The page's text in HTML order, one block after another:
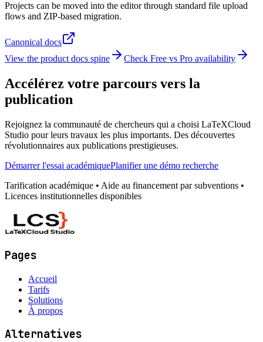
Projects can be moved into the editor through standard file upload
flows and ZIP-based migration.
Canonical docs
View the product docs spine
Check Free vs Pro availability
Accélérez votre parcours vers la
publication
Rejoignez la communauté de chercheurs qui a choisi LaTeXCloud
Studio pour leurs travaux les plus importants. Des découvertes
révolutionnaires aux publications prestigieuses.
Démarrer l'essai académiquePlanifier une démo recherche
Tarification académique • Aide au financement par subventions •
Licences institutionnelles disponibles
Pages
Accueil
Tarifs
Solutions
À propos
Alternatives